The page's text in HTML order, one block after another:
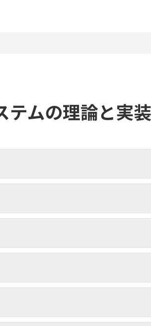
テムの理論と実装